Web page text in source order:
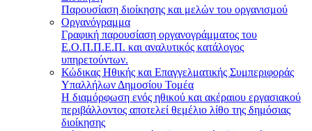
Παρουσίαση διοίκησης και μελών του οργανισμού
Οργανόγραμμα
Γραφική παρουσίαση οργανογράμματος του
Ε.Ο.Π.Π.Ε.Π. και αναλυτικός κατάλογος
υπηρετούντων.
Κώδικας Ηθικής και Επαγγελματικής Συμπεριφοράς
Υπαλλήλων Δημοσίου Τομέα
Η διαμόρφωση ενός ηθικού και ακέραιου εργασιακού
περιβάλλοντος αποτελεί θεμέλιο λίθο της δημόσιας
διοίκησης